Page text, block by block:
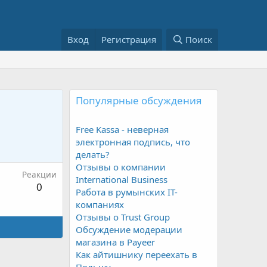
Вход Регистрация Поиск
Реакции
0
Популярные обсуждения
Free Kassa - неверная
электронная подпись, что
делать?
Отзывы о компании
International Business
Работа в румынских IT-
компаниях
Отзывы о Trust Group
Обсуждение модерации
магазина в Payeer
Как айтишнику переехать в